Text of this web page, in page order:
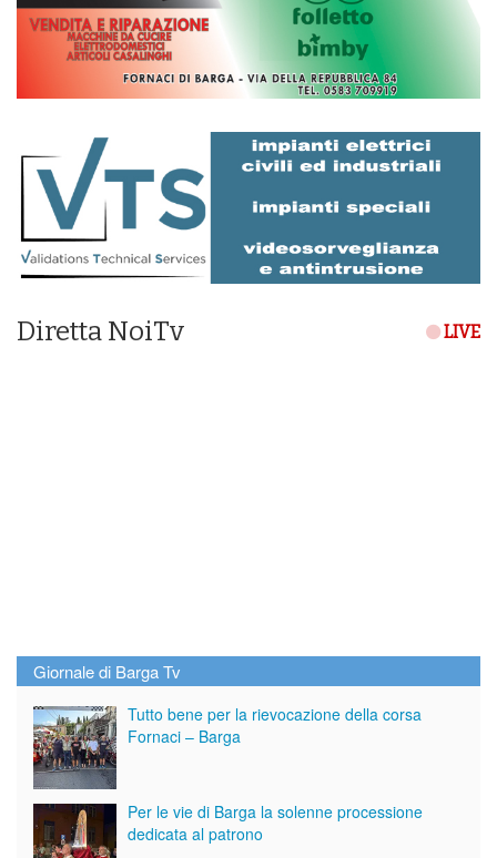
Diretta NoiTv LIVE
Giornale di Barga Tv
Tutto bene per la rievocazione della corsa
Fornaci – Barga
Per le vie di Barga la solenne processione
dedicata al patrono